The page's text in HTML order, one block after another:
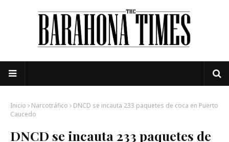
Inicio Narcotráfico
DNCD se incauta 233 paquetes de coca en Puerto
Caucedo
DNCD se incauta 233 paquetes de